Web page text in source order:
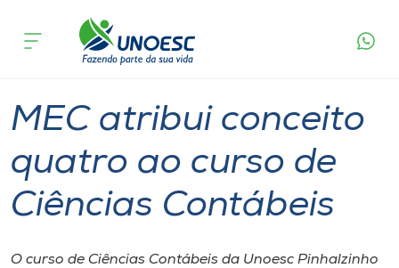
Cursos
Atendimento ao Estudante
Portal de Ensino
acontece
MEC atribui conceito
quatro ao curso de
Ciências Contábeis
O curso de Ciências Contábeis da Unoesc Pinhalzinho